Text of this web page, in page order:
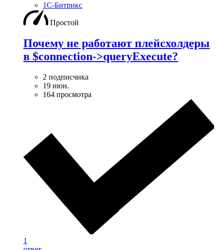
1С-Битрикс
Простой
Почему не работают плейсхолдеры
в $connection->queryExecute?
2 подписчика
19 июн.
164 просмотра
1